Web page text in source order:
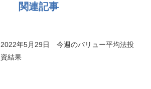
関連記事
2022年5月29日 今週のバリュー平均法投
資結果